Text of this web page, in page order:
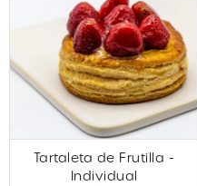
Tartaleta de Frutilla -
Individual